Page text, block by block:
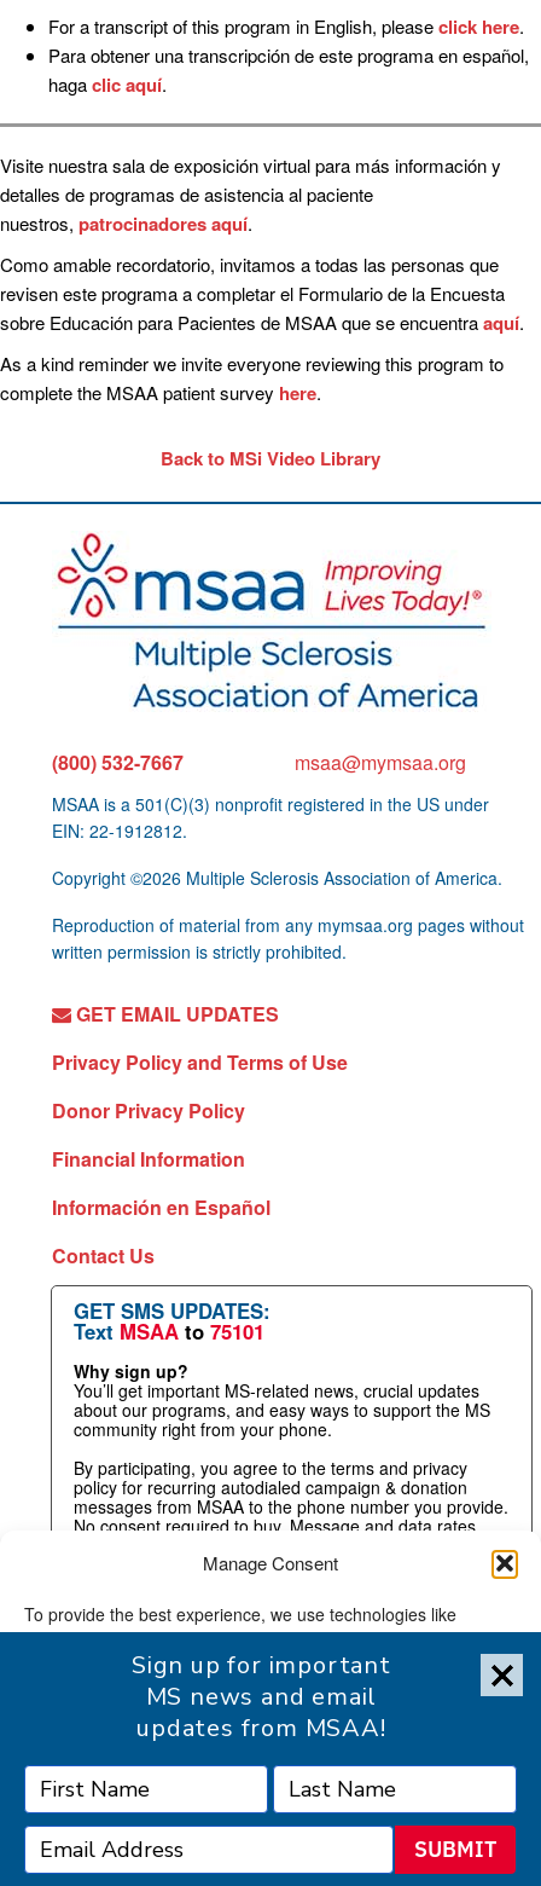
Manage Consent
To provide the best experience, we use technologies like
cookies to store and/or access device information. Consenting
to these technologies will allow us to process data such as
browsing behavior or unique IDs on this site. Not consenting or
withdrawing consent, may adversely affect certain features and
Accept
Privacy Statement
For a transcript of this program in English, pleaseclick here.
Para obtener una transcripción de este programa en español,
hagaclic aquí.
Visite nuestra sala de exposición virtual para más información y
detalles de programas de asistencia al paciente
nuestros, patrocinadores aquí.
Como amable recordatorio, invitamos a todas las personas que
revisen este programa a completar el Formulario de la Encuesta
sobre Educación para Pacientes de MSAA que se encuentraaquí.
As a kind reminder we invite everyone reviewing this program to
complete the MSAA patient survey here.
Back to MSi Video Library
(800) 532-7667 msaa@mymsaa.org
MSAA is a 501(C)(3) nonprofit registered in the US under
EIN: 22-1912812.
Copyright ©2026 Multiple Sclerosis Association of America.
Reproduction of material from any mymsaa.org pages without
written permission is strictly prohibited.
GET EMAIL UPDATES
Privacy Policy and Terms of Use
Donor Privacy Policy
Financial Information
Información en Español
Contact Us
GET SMS UPDATES:
Text MSAA to 75101
Why sign up?
You’ll get important MS-related news, crucial updates
about our programs, and easy ways to support the MS
community right from your phone.
By participating, you agree to the terms and privacy
policy for recurring autodialed campaign & donation
messages from MSAA to the phone number you provide.
No consent required to buy. Message and data rates
Accessibility Statement
Sign up for important
MS news and email
updates from MSAA!
SUBMIT